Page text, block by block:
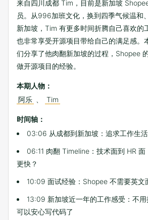
来自四川成都 Tim，目前是新加坡
员。从996加班文化，换到四季气候温和
新加坡，Tim 有更多时间折腾自己喜欢的
也非常享受开源项目带给自己的满足感。
们分享了他肉翻新加坡的过程，Shopee
做开源项目的经验。
本期人物：
阿乐 、 Tim
时间轴：
03:06 从成都到新加坡：追求工作生
06:11 肉翻 Timeline：技术面到 HR
更快？
10:09 面试经验：Shopee 不需要英文
13:09 新加坡近一年的工作感受：不
可以安心写代码了